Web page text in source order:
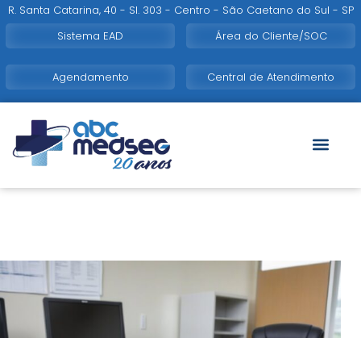
R. Santa Catarina, 40 - Sl. 303 - Centro - São Caetano do Sul - SP
Sistema EAD
Área do Cliente/SOC
Agendamento Central de Atendimento